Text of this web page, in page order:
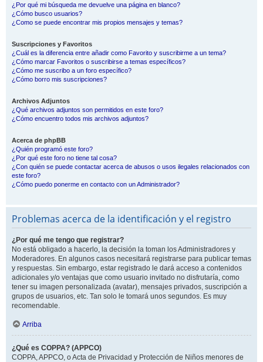
¿Por qué mi búsqueda me devuelve una página en blanco?
¿Cómo busco usuarios?
¿Como se puede encontrar mis propios mensajes y temas?
Suscripciones y Favoritos
¿Cuál es la diferencia entre añadir como Favorito y suscribirme a un tema?
¿Cómo marcar Favoritos o suscribirse a temas específicos?
¿Cómo me suscribo a un foro específico?
¿Cómo borro mis suscripciones?
Archivos Adjuntos
¿Qué archivos adjuntos son permitidos en este foro?
¿Cómo encuentro todos mis archivos adjuntos?
Acerca de phpBB
¿Quién programó este foro?
¿Por qué este foro no tiene tal cosa?
¿Con quién se puede contactar acerca de abusos o usos ilegales relacionados con
este foro?
¿Cómo puedo ponerme en contacto con un Administrador?
Problemas acerca de la identificación y el registro
¿Por qué me tengo que registrar?
No está obligado a hacerlo, la decisión la toman los Administradores y
Moderadores. En algunos casos necesitará registrarse para publicar temas
y respuestas. Sin embargo, estar registrado le dará acceso a contenidos
adicionales y/o ventajas que como usuario invitado no disfrutaría, como
tener su imagen personalizada (avatar), mensajes privados, suscripción a
grupos de usuarios, etc. Tan solo le tomará unos segundos. Es muy
recomendable.
Arriba
¿Qué es COPPA? (APPCO)
COPPA, APPCO, o Acta de Privacidad y Protección de Niños menores de